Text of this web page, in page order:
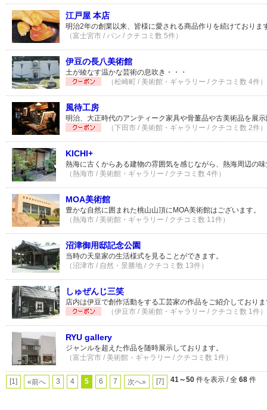
江戸屋 本店
明治2年の創業以来、皆様に愛される商品作りを続けておりま
（富士宮市 / パン / クチコミ数 5件）
伊豆の長八美術館
土が綾なす温かな芸術の息吹き・・・
（松崎町 / 美術館・ギャラリー / クチコミ数 4件）
風待工房
明治、大正時代のアンティーク家具や骨董品や古美術品を展
（下田市 / 美術館・ギャラリー / クチコミ数 2件）
KICHI+
熱海に古くからある建物の雰囲気を感じながら、熱海周辺の
（熱海市 / 美術館・ギャラリー / クチコミ数 4件）
MOA美術館
豊かな自然に囲まれた桃山山頂にMOA美術館はございます。
（熱海市 / 美術館・ギャラリー / クチコミ数 11件）
沼津御用邸記念公園
当時の天皇家の生活様式を見ることができます。
（沼津市 / 自然・景勝地 / クチコミ数 13件）
しゅぜんじ三笑
店内は伊豆で創作活動をする工芸家の作品をご紹介しており
（伊豆市 / 美術館・ギャラリー / クチコミ数 1件）
RYU gallery
ジャンルを超えた作品を随時展示しております。
（富士宮市 / 美術館・ギャラリー / クチコミ数 1件）
[1] «前へ 3 4 5 6 7 次へ» [7] 41～50 件を表示 / 全 68 件